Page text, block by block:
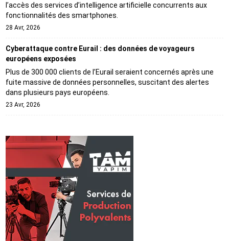
l’accès des services d’intelligence artificielle concurrents aux
fonctionnalités des smartphones.
28 Avr, 2026
Cyberattaque contre Eurail : des données de voyageurs
européens exposées
Plus de 300 000 clients de l’Eurail seraient concernés après une
fuite massive de données personnelles, suscitant des alertes
dans plusieurs pays européens.
23 Avr, 2026